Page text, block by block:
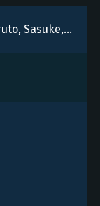
Kit Com 5 Bonecos Itachi, Naruto, Sasuke, Gaara, Kakashi: Naruto Shippuden